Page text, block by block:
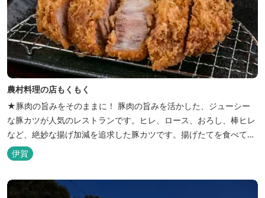
農村料理の店もくもく
★豚肉の旨みをそのままに！ 豚肉の旨みを活かした、ジューシー
な豚カツが人気のレストランです。ヒレ、ロース、おろし、棒ヒレ
など、絶妙な揚げ加減を追求した豚カツです。揚げたてを食べてい
ただくために、注文後じっくり揚げてお出ししています。 ★手作
りのお蕎麦をお楽しみいただけます！ お蕎麦は毎日お店で打ってつ
くっております。北海道や三重のそば粉を使用してつくる、喉ごし
の良い昔ながらのお蕎麦...
伊賀